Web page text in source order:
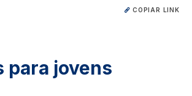
COPIAR LINK
para jovens